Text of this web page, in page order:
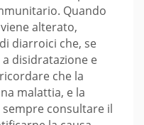
Quando
alterato,
diarroici che, se
disidratazione e
che la
malattia, e la
consultare il